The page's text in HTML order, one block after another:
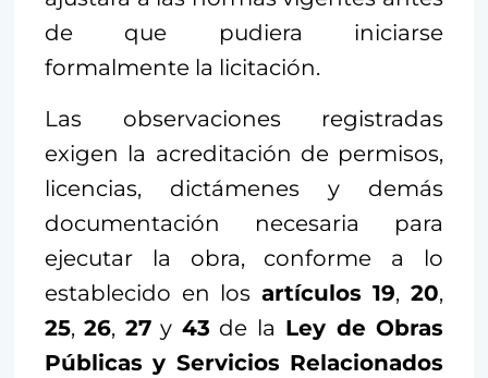
de que pudiera iniciarse
formalmente la licitación.
Las observaciones registradas
exigen la acreditación de permisos,
licencias, dictámenes y demás
documentación necesaria para
ejecutar la obra, conforme a lo
establecido en los artículos 19,20,
25,26, 27y 43 de la Ley de Obras
Públicas y Servicios Relacionados